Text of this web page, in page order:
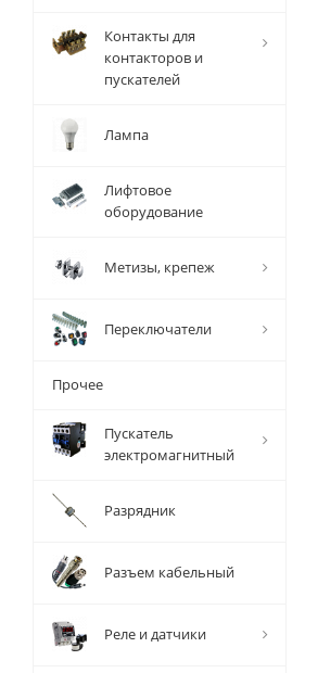
Контакты для
контакторов и
пускателей
Лампа
Лифтовое
оборудование
Метизы, крепеж
Переключатели
Прочее
Пускатель
электромагнитный
Разрядник
Разъем кабельный
Реле и датчики